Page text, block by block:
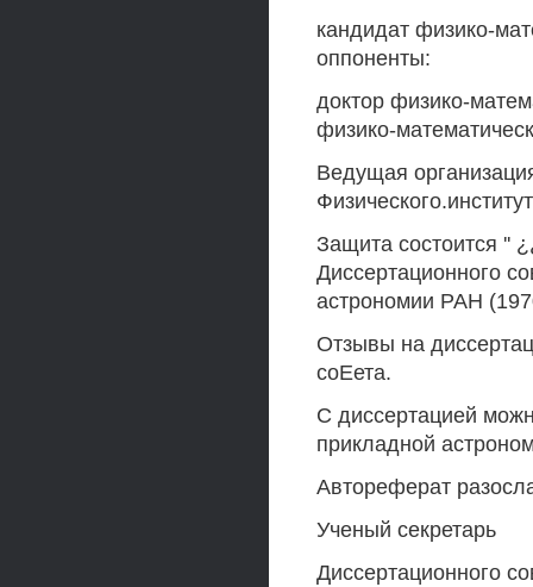
кандидат физико-
оппоненты:
доктор физико-
физико-
Ведущая
Защита состоится ''
Диссертационного
астрономии РАН
Отзывы на
соЕета.
С диссертацией
прикладной
Автореферат
Ученый секретарь
Диссертационного